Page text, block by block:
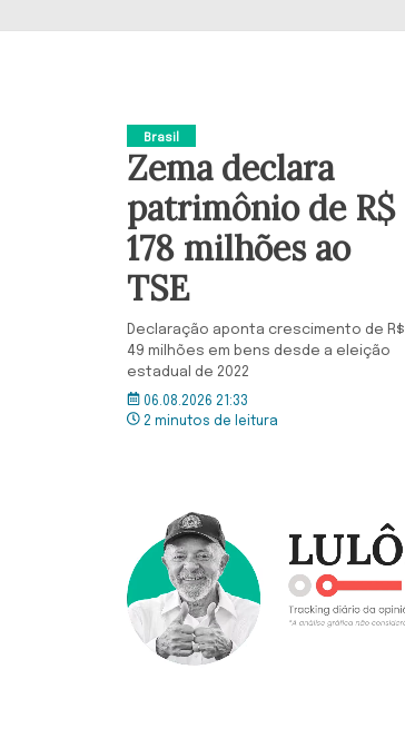
Brasil
Zema declara
patrimônio de R$
178 milhões ao
TSE
Declaração aponta crescimento de R$
49 milhões em bens desde a eleição
estadual de 2022
06.08.2026 21:33
2 minutos de leitura